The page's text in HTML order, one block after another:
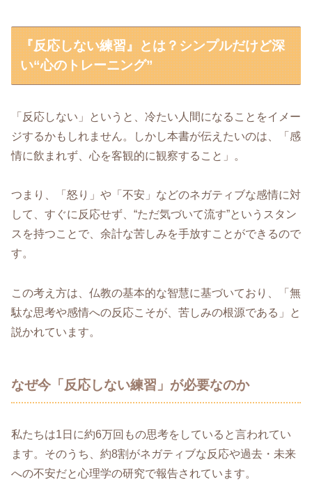
『反応しない練習』とは？シンプルだけど深
い“心のトレーニング”
「反応しない」というと、冷たい人間になることをイメー
ジするかもしれません。しかし本書が伝えたいのは、「感
情に飲まれず、心を客観的に観察すること」。
つまり、「怒り」や「不安」などのネガティブな感情に対
して、すぐに反応せず、“ただ気づいて流す”というスタン
スを持つことで、余計な苦しみを手放すことができるので
す。
この考え方は、仏教の基本的な智慧に基づいており、「無
駄な思考や感情への反応こそが、苦しみの根源である」と
説かれています。
なぜ今「反応しない練習」が必要なのか
私たちは1日に約6万回もの思考をしていると言われてい
ます。そのうち、約8割がネガティブな反応や過去・未来
への不安だと心理学の研究で報告されています。